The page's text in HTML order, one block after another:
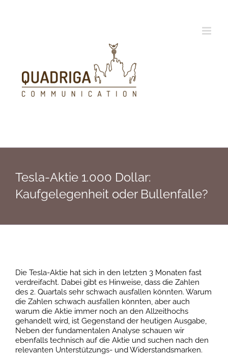
Tesla-Aktie 1.000 Dollar:
Kaufgelegenheit oder Bullenfalle?
Die Tesla-Aktie hat sich in den letzten 3 Monaten fast
verdreifacht. Dabei gibt es Hinweise, dass die Zahlen
des 2. Quartals sehr schwach ausfallen könnten. Warum
die Zahlen schwach ausfallen könnten, aber auch
warum die Aktie immer noch an den Allzeithochs
gehandelt wird, ist Gegenstand der heutigen Ausgabe,
Neben der fundamentalen Analyse schauen wir
ebenfalls technisch auf die Aktie und suchen nach den
relevanten Unterstützungs- und Widerstandsmarken.